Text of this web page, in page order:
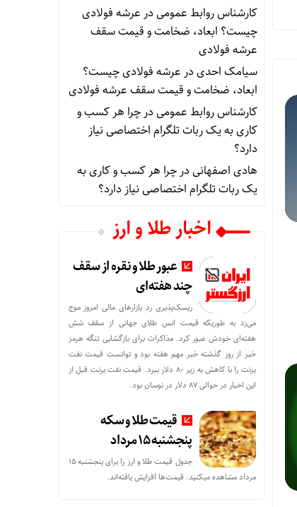
کارشناس روابط عمومیدر عرشه فولادی
چیست؟ ابعاد، ضخامت و قیمت سقف
عرشه فولادی
سیامک احدیدر عرشه فولادی چیست؟
ابعاد، ضخامت و قیمت سقف عرشه فولادی
کارشناس روابط عمومیدرچرا هر کسب‌ و
کاری به یک ربات تلگرام اختصاصی نیاز
دارد؟
هادی اصفهانیدرچرا هر کسب‌ و کاری به
یک ربات تلگرام اختصاصی نیاز دارد؟
اخبار طلا و ارز
عبور طلا و نقره از سقف
چند هفته‌ای
ریسک‌پذیری رد بازارهای مالی امروز موج
می‌زد به طوریکه قیمت انس طلای جهانی از سقف شش
هفته‌ای خودش عبور کرد. مذاکرات برای بازگشایی تنگه هرمز
خبر از روز گذشته خبر مهم هفته بود و توانست قیمت نفت
برنت را با کاهش به زیر 80 دلار ببرد. قیمت نفت برنت قبل از
این اخبار در حوالی 87 دلار در نوسان بود.
قیمت طلا و سکه
پنجشنبه 15 مرداد
جدول قیمت طلا و ارز را برای پنجشنبه 15
مرداد مشاهده میکنید. قیمت‌ها افزایش یافته‌اند.